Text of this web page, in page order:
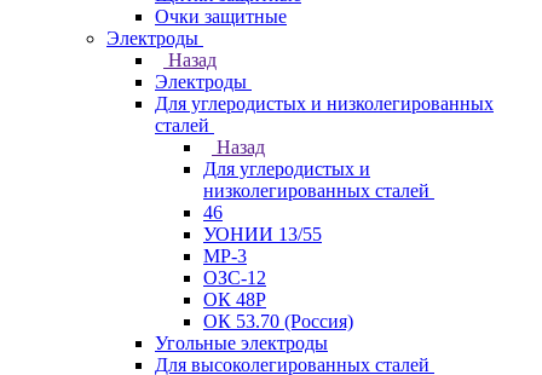
Очки защитные
Электроды
Назад
Электроды
Для углеродистых и низколегированных
сталей
Назад
Для углеродистых и
низколегированных сталей
46
УОНИИ 13/55
МР-3
ОЗС-12
ОК 48Р
ОК 53.70 (Россия)
Угольные электроды
Для высоколегированных сталей